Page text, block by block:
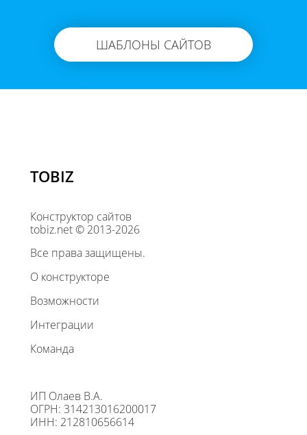
ШАБЛОНЫ САЙТОВ
TOBIZ
Конструктор сайтов
tobiz.net © 2013-2026
Все права защищены.
О конструкторе
Возможности
Интеграции
Команда
ИП Олаев В.А.
ОГРН: 314213016200017
ИНН: 212810656614